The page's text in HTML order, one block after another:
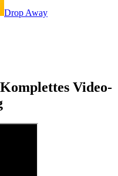
Drop Away
Video-